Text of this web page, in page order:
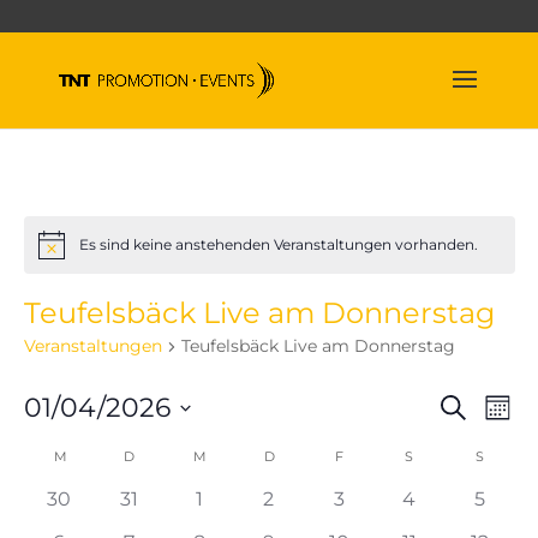
HinweisEs sind keine anstehenden Veranstaltungen vorhanden.
Teufelsbäck Live am Donnerstag
Veranstaltungen Teufelsbäck Live am Donnerstag
und
Suche
01/04/2026
wählen.
Kalender
von
M MONTAGDDIENSTAG
M MITTWOCH
DDONNERSTAG
FFREITAG S SAMSTAGS
0
30
0
31
01
0
2
0
3
0
4
0
5